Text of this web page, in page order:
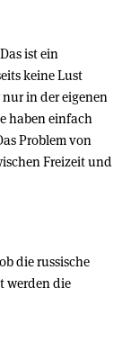
ist ein
keine Lust
in der eigenen
haben einfach
Problem von
Freizeit und
die russische
werden die